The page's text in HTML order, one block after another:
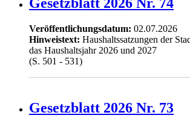
Veröffentlichungsdatum: 02.07.2026
Hinweistext: Haushaltssatzungen der
das Haushaltsjahr 2026 und 2027
(S. 501 - 531)
Gesetzblatt 2026 Nr. 73